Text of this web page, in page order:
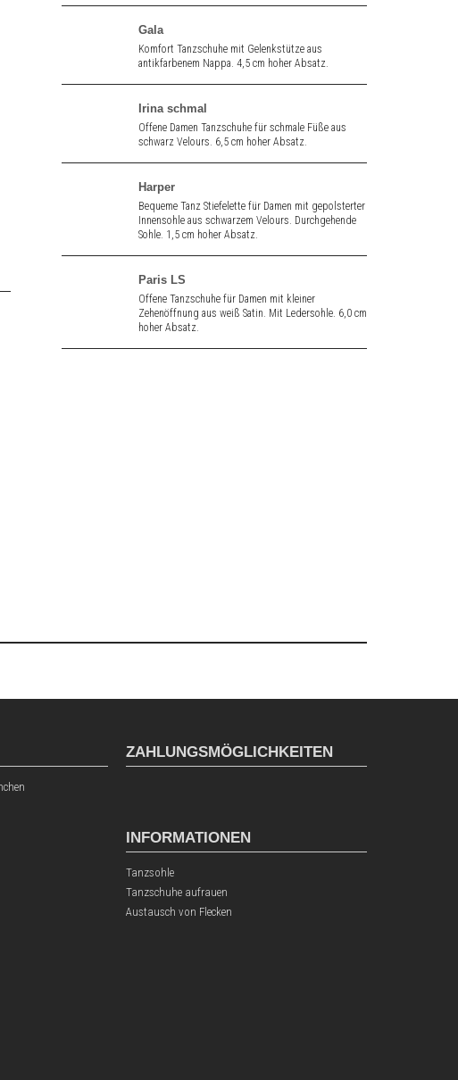
Gala
Komfort Tanzschuhe mit Gelenkstütze aus
antikfarbenem Nappa. 4,5 cm hoher Absatz.
Irina schmal
Offene Damen Tanzschuhe für schmale Füße aus
schwarz Velours. 6,5 cm hoher Absatz.
Harper
Bequeme Tanz Stiefelette für Damen mit gepolsterter
Innensohle aus schwarzem Velours. Durchgehende
Sohle. 1,5 cm hoher Absatz.
Paris LS
Offene Tanzschuhe für Damen mit kleiner
Zehenöffnung aus weiß Satin. Mit Ledersohle. 6,0 cm
hoher Absatz.
ZAHLUNGSMÖGLICHKEITEN
INFORMATIONEN
Tanzsohle
Tanzschuhe aufrauen
Austausch von Flecken